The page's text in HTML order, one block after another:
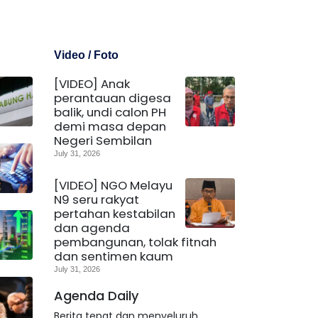
Video / Foto
[VIDEO] Anak
perantauan digesa
balik, undi calon PH
demi masa depan
Negeri Sembilan
July 31, 2026
[VIDEO] NGO Melayu
N9 seru rakyat
pertahan kestabilan
dan agenda
pembangunan, tolak fitnah
dan sentimen kaum
July 31, 2026
Agenda Daily